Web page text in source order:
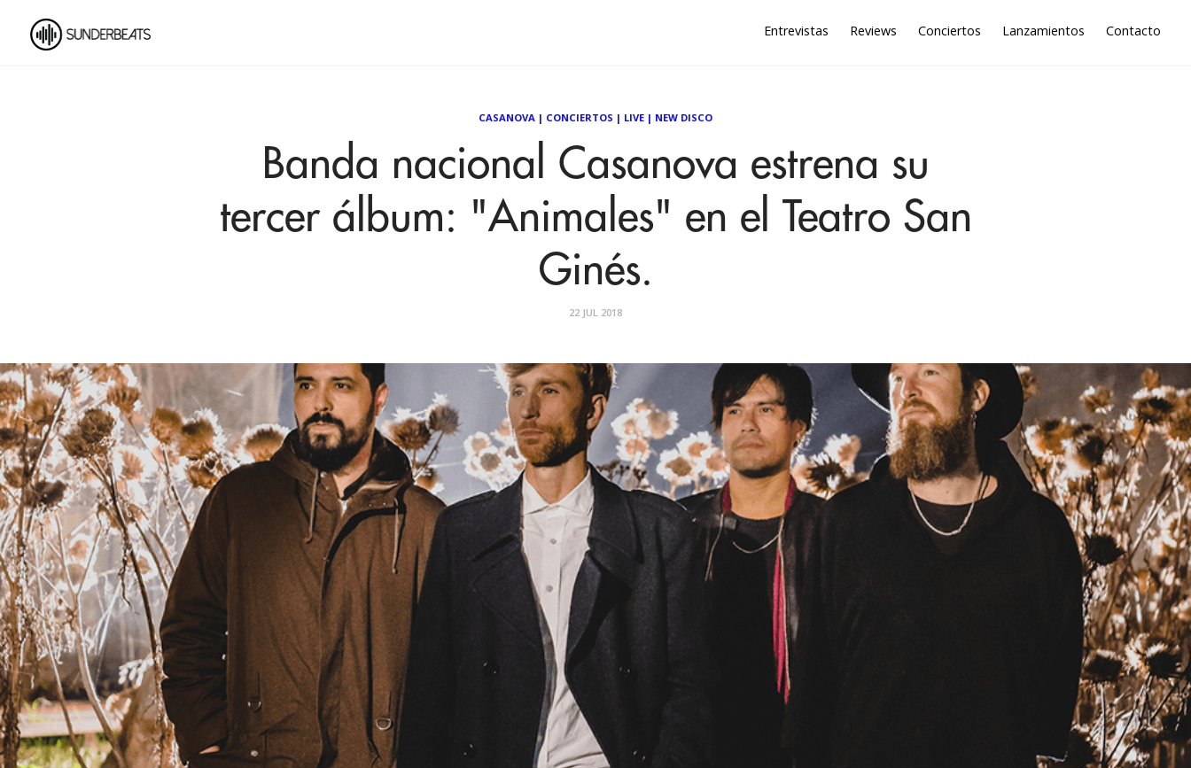
Entrevistas Reviews Conciertos Lanzamientos Contacto
CASANOVA | CONCIERTOS | LIVE | NEW DISCO
Banda nacional Casanova estrena su
tercer álbum: "Animales" en el Teatro San
Ginés.
22 JUL 2018